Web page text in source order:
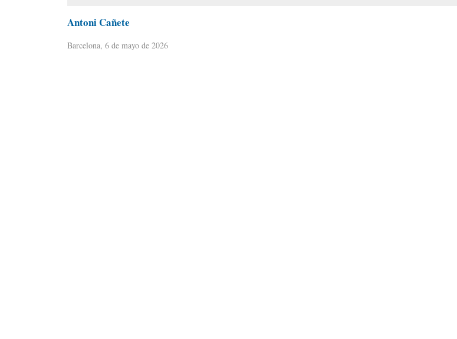
Antoni Cañete
Barcelona, 6 de mayo de 2026